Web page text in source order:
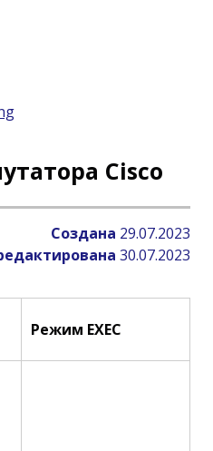
Cisco
Создана 29.07.2023
30.07.2023
Режим EXEC